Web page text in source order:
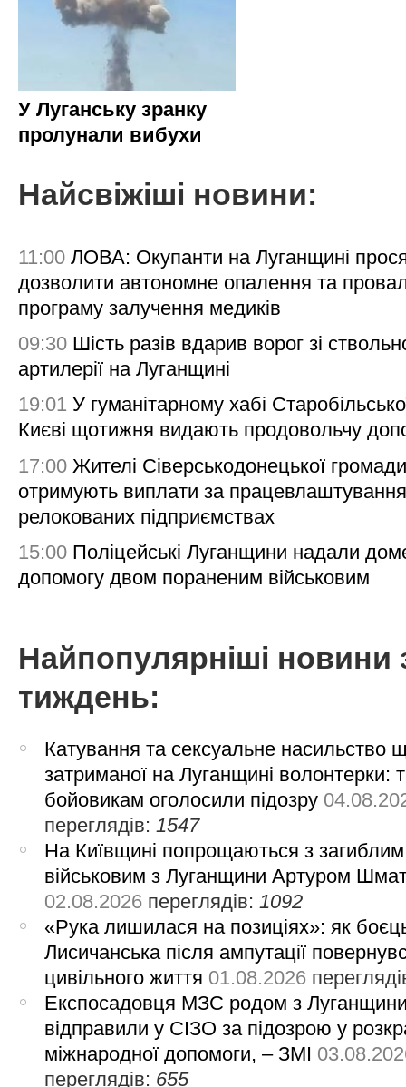
У Луганську зранку
пролунали вибухи
Найсвіжіші новини:
11:00 ЛОВА: Окупанти на Луганщині
дозволити автономне опалення та
програму залучення медиків
09:30 Шість разів вдарив ворог зі
артилерії на Луганщині
19:01 У гуманітарному хабі
Києві щотижня видають продовольчу
17:00 Жителі Сіверськодонецької
отримують виплати за
релокованих підприємствах
15:00 Поліцейські Луганщини надали
допомогу двом пораненим військовим
Найпопулярніші новини
тиждень:
Катування та сексуальне насильство
затриманої на Луганщині волонтерки:
бойовикам оголосили підозру
переглядів: 1547
На Київщині попрощаються з загиблим
військовим з Луганщини Артуром
02.08.2026 переглядів: 1092
«Рука лишилася на позиціях»: як
Лисичанська після ампутації
цивільного життя 01.08.2026
Експосадовця МЗС родом з
відправили у СІЗО за підозрою у
міжнародної допомоги, – ЗМІ
переглядів: 655